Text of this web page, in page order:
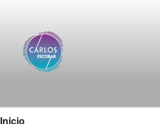
contenido
Inicio